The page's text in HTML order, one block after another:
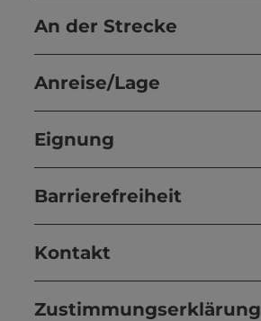
An der Strecke
Anreise/Lage
Eignung
Barrierefreiheit
Kontakt
Zustimmungserklärung